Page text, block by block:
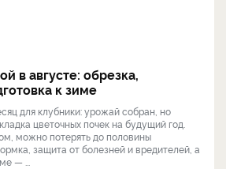
в августе: обрезка,
к зиме
для клубники: урожай собран, но
цветочных почек на будущий год.
можно потерять до половины
защита от болезней и вредителей, а
— ...